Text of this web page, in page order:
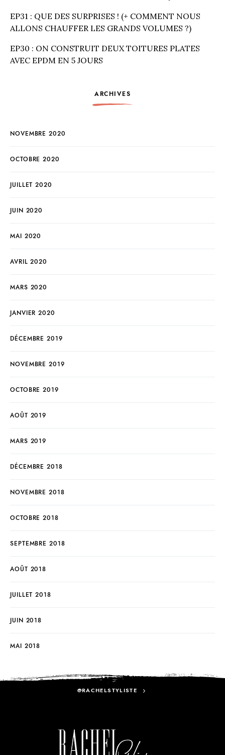
EP31 : QUE DES SURPRISES ! (+ COMMENT NOUS
ALLONS CHAUFFER LES GRANDS VOLUMES ?)
EP30 : ON CONSTRUIT DEUX TOITURES PLATES
AVEC EPDM EN 5 JOURS
ARCHIVES
NOVEMBRE 2020
OCTOBRE 2020
JUILLET 2020
JUIN 2020
MAI 2020
AVRIL 2020
MARS 2020
JANVIER 2020
DÉCEMBRE 2019
NOVEMBRE 2019
OCTOBRE 2019
AOÛT 2019
MARS 2019
DÉCEMBRE 2018
NOVEMBRE 2018
OCTOBRE 2018
SEPTEMBRE 2018
AOÛT 2018
JUILLET 2018
JUIN 2018
MAI 2018
@RACHELSTYLISTE